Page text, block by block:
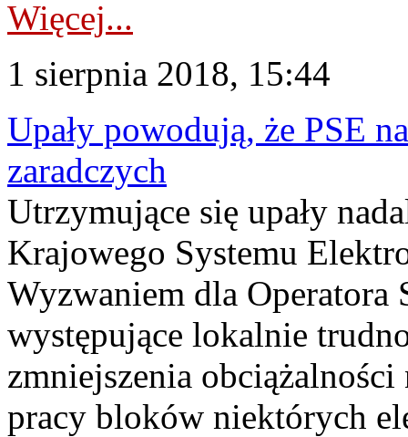
Więcej...
1 sierpnia 2018, 15:44
Upały powodują, że PSE
zaradczych
Utrzymujące się upały
Krajowego Systemu
Wyzwaniem dla Operatora
występujące lokalnie
zmniejszenia
pracy bloków niektórych